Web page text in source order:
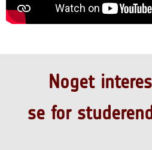
Noget
se for